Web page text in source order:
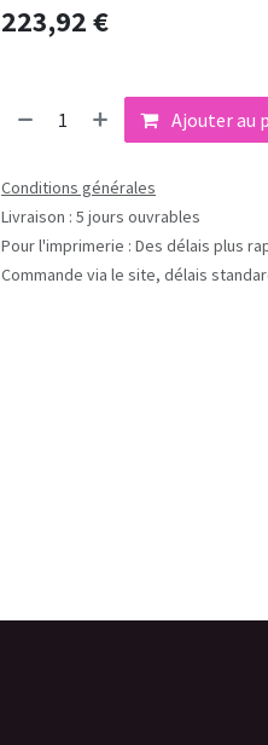
223,92€
Ajouter au
Conditions générales
Livraison : 5 jours ouvrables
Pour l'imprimerie : Des délais plus
Commande via le site, délais